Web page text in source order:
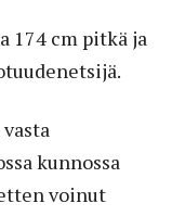
174 cm pitkä ja
kunnossa
voinut